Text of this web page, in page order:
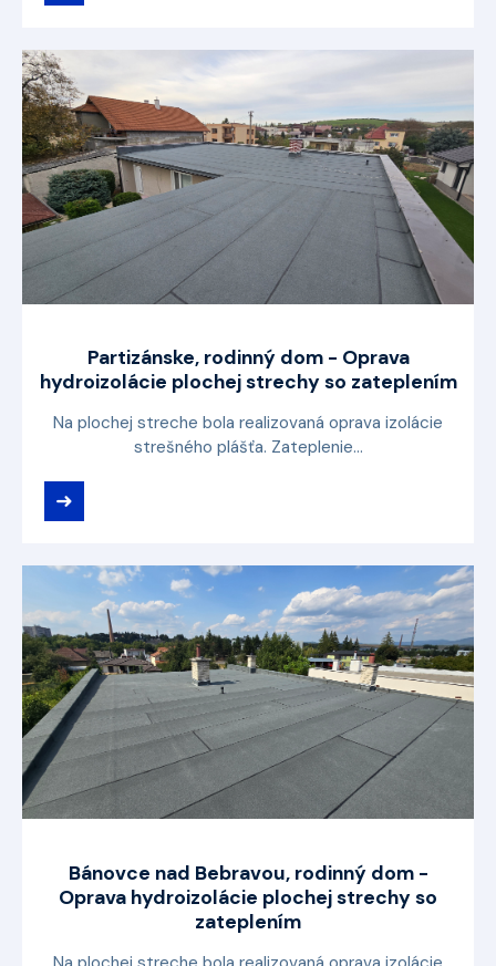
Partizánske, rodinný dom - Oprava
hydroizolácie plochej strechy so zateplením
Na plochej streche bola realizovaná oprava izolácie
strešného plášťa. Zateplenie...
➜
Bánovce nad Bebravou, rodinný dom -
Oprava hydroizolácie plochej strechy so
zateplením